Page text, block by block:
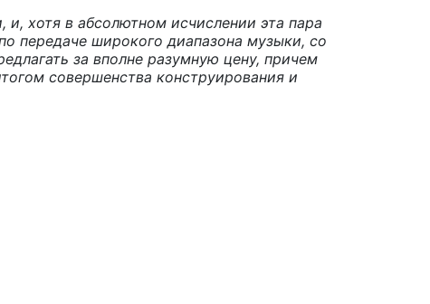
и, хотя в абсолютном исчислении эта пара
передаче широкого диапазона музыки, со
за вполне разумную цену, причем
совершенства конструирования и